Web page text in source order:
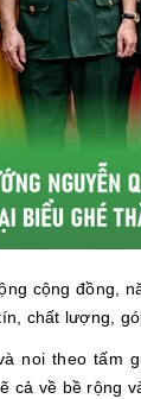
cộng đồng,
chất lượng,
noi theo tấm
cả về bề rộng